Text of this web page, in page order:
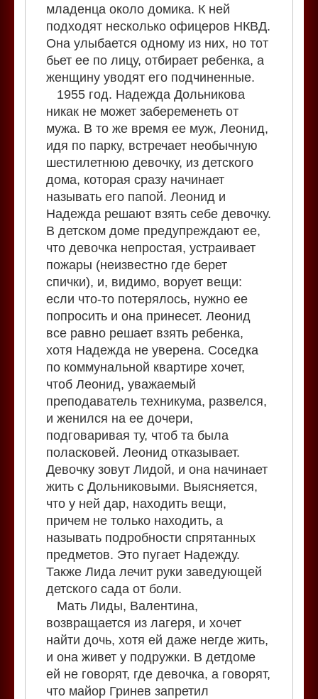
младенца около домика. К ней
подходят несколько офицеров НКВД.
Она улыбается одному из них, но тот
бьет ее по лицу, отбирает ребенка, а
женщину уводят его подчиненные.
1955 год. Надежда Дольникова
никак не может забеременеть от
мужа. В то же время ее муж, Леонид,
идя по парку, встречает необычную
шестилетнюю девочку, из детского
дома, которая сразу начинает
называть его папой. Леонид и
Надежда решают взять себе девочку.
В детском доме предупреждают ее,
что девочка непростая, устраивает
пожары (неизвестно где берет
спички), и, видимо, ворует вещи:
если что-то потерялось, нужно ее
попросить и она принесет. Леонид
все равно решает взять ребенка,
хотя Надежда не уверена. Соседка
по коммунальной квартире хочет,
чтоб Леонид, уважаемый
преподаватель техникума, развелся,
и женился на ее дочери,
подговаривая ту, чтоб та была
поласковей. Леонид отказывает.
Девочку зовут Лидой, и она начинает
жить с Дольниковыми. Выясняется,
что у ней дар, находить вещи,
причем не только находить, а
называть подробности спрятанных
предметов. Это пугает Надежду.
Также Лида лечит руки заведующей
детского сада от боли.
Мать Лиды, Валентина,
возвращается из лагеря, и хочет
найти дочь, хотя ей даже негде жить,
и она живет у подружки. В детдоме
ей не говорят, где девочка, а говорят,
что майор Гринев запретил